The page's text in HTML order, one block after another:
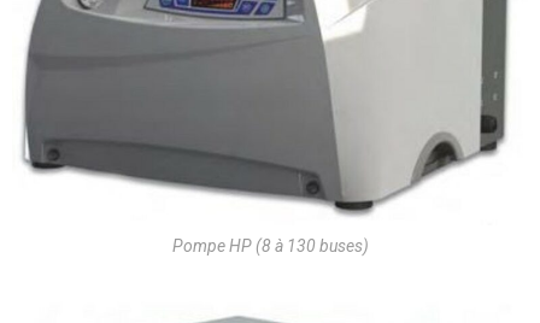
Pompe HP (8 à 130 buses)